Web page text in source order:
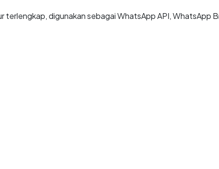
terlengkap, digunakan sebagai WhatsApp API, WhatsApp